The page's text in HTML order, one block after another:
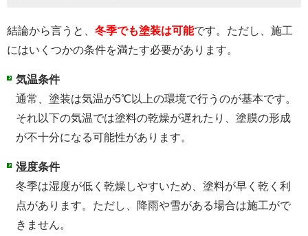
結論から言うと、 冬季でも塗装は可能です。ただし、施工
にはいくつかの条件を満たす必要があります。
気温条件
通常、塗装は気温が5℃以上の環境で行うのが基本です。
それ以下の気温では塗料の乾燥が遅れたり、塗膜の形成
が不十分になる可能性があります。
湿度条件
冬季は湿度が低く乾燥しやすいため、塗料が早く乾く利
点があります。ただし、降雨や雪がある場合は施工がで
きません。